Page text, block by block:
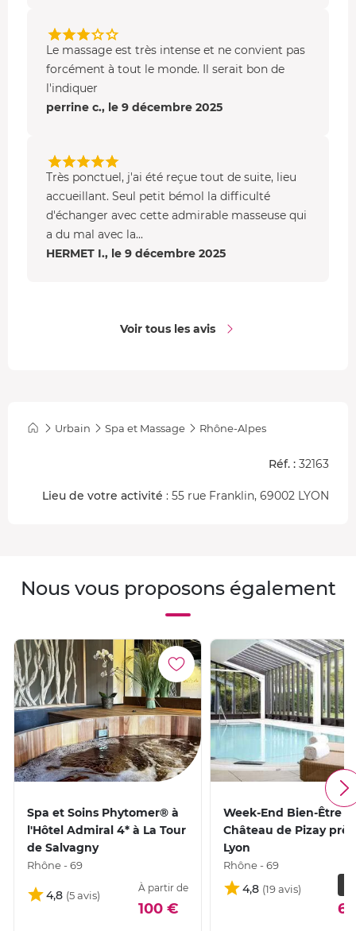
Le massage est très intense et ne convient pas
forcément à tout le monde. Il serait bon de
l'indiquer
perrine c., le 9 décembre 2025
Très ponctuel, j'ai été reçue tout de suite, lieu
accueillant. Seul petit bémol la difficulté
d'échanger avec cette admirable masseuse qui
a du mal avec la...
HERMET I., le 9 décembre 2025
Voir tous les avis
Urbain Spa et Massage Rhône-Alpes
Réf. : 32163
Lieu de votre activité : 55 rue Franklin, 69002 LYON
Nous vous proposons également
Spa et Soins Phytomer® à
l'Hôtel Admiral 4* à La Tour
de Salvagny
Rhône - 69
4,8
À partir de
100 €
Week-End Bien-Être
Château de Pizay
Lyon
Rhône - 69
4,8